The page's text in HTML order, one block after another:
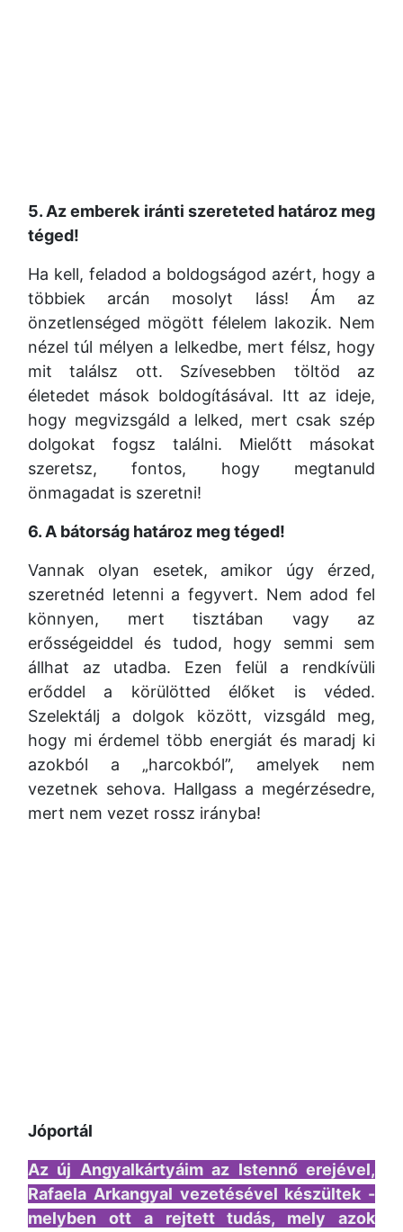
5. Az emberek iránti szereteted határoz meg
téged!
Ha kell, feladod a boldogságod azért, hogy a
többiek arcán mosolyt láss! Ám az
önzetlenséged mögött félelem lakozik. Nem
nézel túl mélyen a lelkedbe, mert félsz, hogy
mit találsz ott. Szívesebben töltöd az
életedet mások boldogításával. Itt az ideje,
hogy megvizsgáld a lelked, mert csak szép
dolgokat fogsz találni. Mielőtt másokat
szeretsz, fontos, hogy megtanuld
önmagadat is szeretni!
6. A bátorság határoz meg téged!
Vannak olyan esetek, amikor úgy érzed,
szeretnéd letenni a fegyvert. Nem adod fel
könnyen, mert tisztában vagy az
erősségeiddel és tudod, hogy semmi sem
állhat az utadba. Ezen felül a rendkívüli
erőddel a körülötted élőket is véded.
Szelektálj a dolgok között, vizsgáld meg,
hogy mi érdemel több energiát és maradj ki
azokból a „harcokból”, amelyek nem
vezetnek sehova. Hallgass a megérzésedre,
mert nem vezet rossz irányba!
Jóportál
Az új Angyalkártyáim az Istennő erejével,
Rafaela Arkangyal vezetésével készültek -
melyben ott a rejtett tudás, mely azok